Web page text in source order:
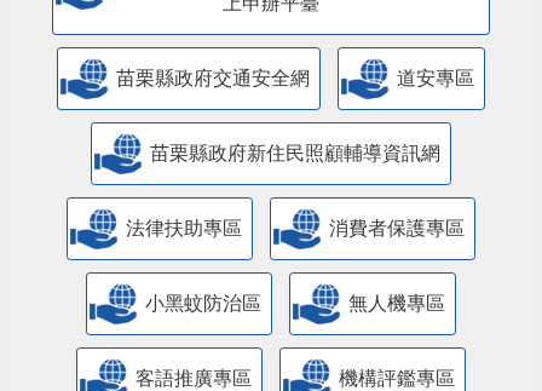
苗栗縣政府交通安全網 道安專區
苗栗縣政府新住民照顧輔導資訊網
法律扶助專區 消費者保護專區
小黑蚊防治區 無人機專區
客語推廣專區 機構評鑑專區